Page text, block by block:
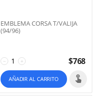
EMBLEMA CORSA T/VALIJA
(94/96)
+
− $768
AÑADIR AL CARRITO